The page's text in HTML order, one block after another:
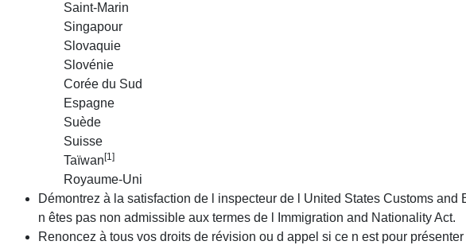
Saint-Marin
Singapour
Slovaquie
Slovénie
Corée du Sud
Espagne
Suède
Suisse
Taïwan [1]
Royaume-Uni
Démontrez à la satisfaction de l inspecteur de l United States Customs
n êtes pas non admissible aux termes de l Immigration and Nationality Act.
Renoncez à tous vos droits de révision ou d appel si ce n est pour